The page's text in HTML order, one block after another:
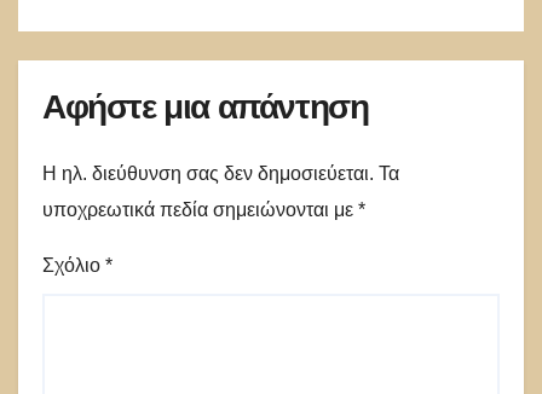
Αφήστε μια απάντηση
Η ηλ. διεύθυνση σας δεν δημοσιεύεται. Τα
υποχρεωτικά πεδία σημειώνονται με *
Σχόλιο *